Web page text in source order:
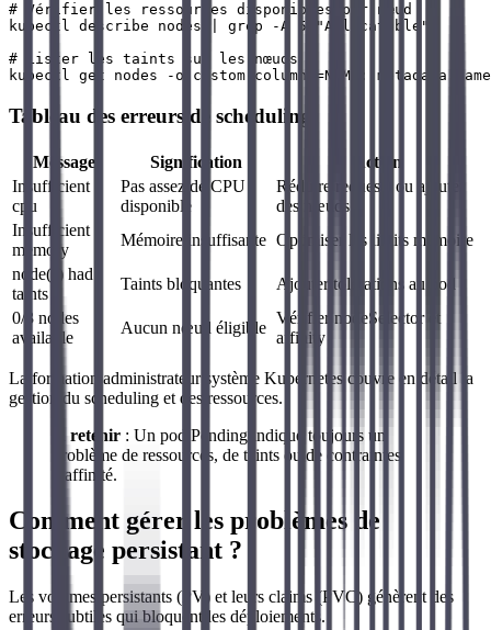
# Vérifier les ressources disponibles par nœud
kubectl describe nodes | grep -A 5 "Allocatable"
# Lister les taints sur les nœuds
Tableau des erreurs de scheduling
Message Signification
Action
Insufficient
cpu
Pas assez de CPU
disponible
Réduire requests ou ajouter
des nœuds
Insufficient
memory
Mémoire insuffisante Optimiser les limits mémoire
node(s) had
taints
Taints bloquantes
Ajouter tolerations au pod
0/3 nodes
available
Aucun nœud éligible
Vérifier nodeSelector et
affinity
La formation administrateur système Kubernetes couvre en détail la
gestion du scheduling et des ressources.
À retenir : Un pod Pending indique toujours un
problème de ressources, de taints ou de contraintes
d'affinité.
Comment gérer les problèmes de
stockage persistant ?
Les volumes persistants (PV) et leurs claims (PVC) génèrent des
erreurs subtiles qui bloquent les déploiements.